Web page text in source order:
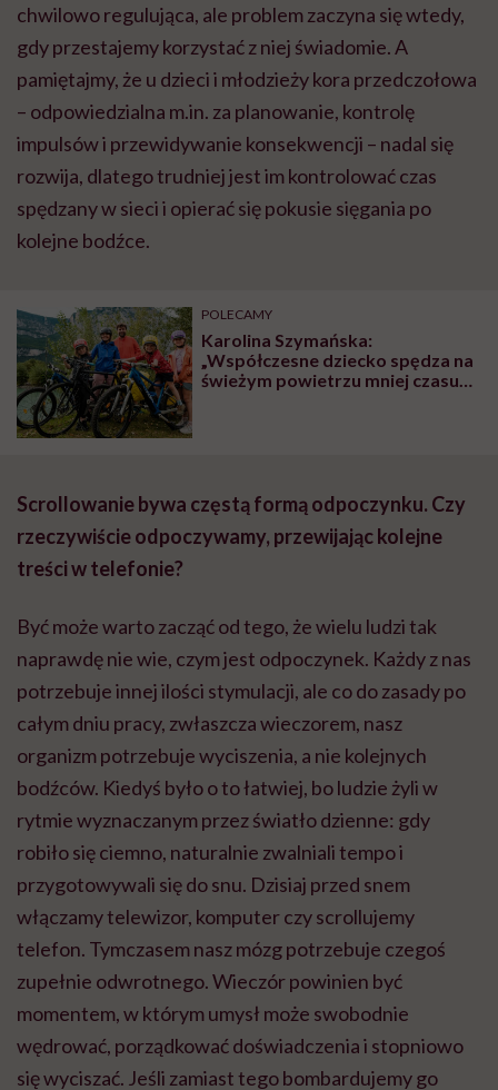
chwilowo regulująca, ale problem zaczyna się wtedy,
gdy przestajemy korzystać z niej świadomie. A
pamiętajmy, że u dzieci i młodzieży kora przedczołowa
– odpowiedzialna m.in. za planowanie, kontrolę
impulsów i przewidywanie konsekwencji – nadal się
rozwija, dlatego trudniej jest im kontrolować czas
spędzany w sieci i opierać się pokusie sięgania po
kolejne bodźce.
POLECAMY
Karolina Szymańska:
„Współczesne dziecko spędza na
świeżym powietrzu mniej czasu
Scrollowanie bywa częstą formą odpoczynku. Czy
rzeczywiście odpoczywamy, przewijając kolejne
treści w telefonie?
Być może warto zacząć od tego, że wielu ludzi tak
naprawdę nie wie, czym jest odpoczynek. Każdy z nas
potrzebuje innej ilości stymulacji, ale co do zasady po
całym dniu pracy, zwłaszcza wieczorem, nasz
organizm potrzebuje wyciszenia, a nie kolejnych
bodźców. Kiedyś było o to łatwiej, bo ludzie żyli w
rytmie wyznaczanym przez światło dzienne: gdy
robiło się ciemno, naturalnie zwalniali tempo i
przygotowywali się do snu. Dzisiaj przed snem
włączamy telewizor, komputer czy scrollujemy
telefon. Tymczasem nasz mózg potrzebuje czegoś
zupełnie odwrotnego. Wieczór powinien być
momentem, w którym umysł może swobodnie
wędrować, porządkować doświadczenia i stopniowo
się wyciszać. Jeśli zamiast tego bombardujemy go